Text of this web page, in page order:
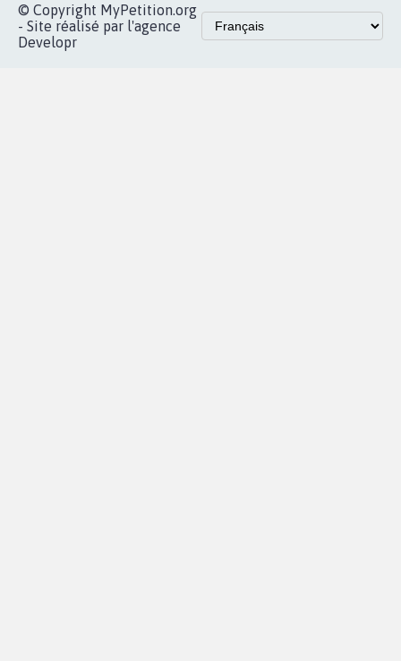
© Copyright MyPetition.org
- Site réalisé par l'agence
Developr